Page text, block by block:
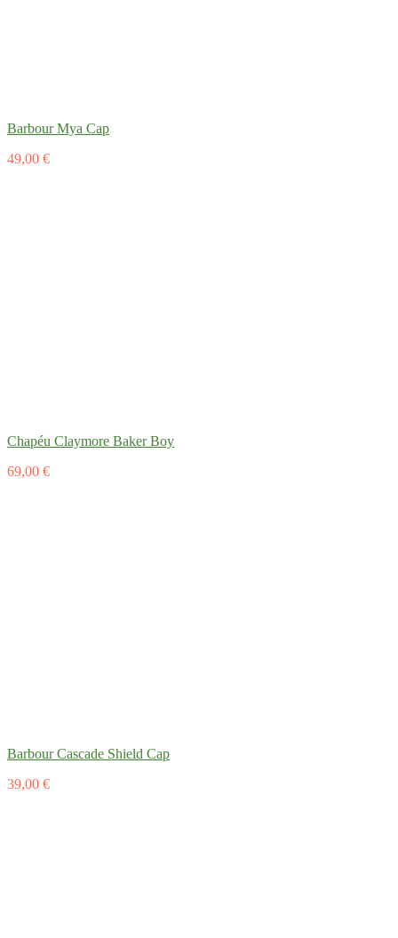
Barbour Mya Cap
49,00 €
Chapéu Claymore Baker Boy
69,00 €
Barbour Cascade Shield Cap
39,00 €